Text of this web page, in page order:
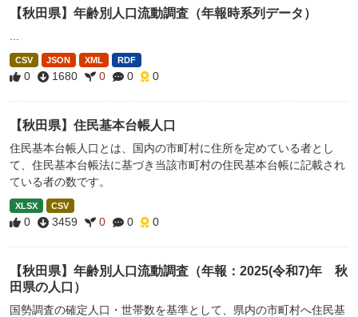
【秋田県】年齢別人口流動調査（年報時系列データ）
CSV JSON XML RDF
0 1680 0 0 0
【秋田県】住民基本台帳人口
住民基本台帳人口とは、国内の市町村に住所を定めている者とし
て、住民基本台帳法に基づき当該市町村の住民基本台帳に記載され
ている者の数です。
XLSX CSV
0 3459 0 0 0
【秋田県】年齢別人口流動調査（年報：2025(令和7)年 秋
田県の人口）
国勢調査の確定人口・世帯数を基準として、県内の市町村へ住民基